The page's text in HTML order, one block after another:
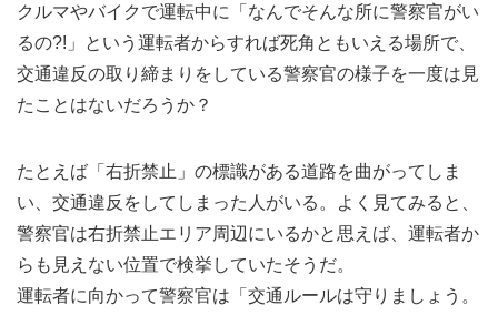
クルマやバイクで運転中に「なんでそんな所に警察官がい
るの?!」という運転者からすれば死角ともいえる場所で、
交通違反の取り締まりをしている警察官の様子を一度は見
たことはないだろうか？
たとえば「右折禁止」の標識がある道路を曲がってしま
い、交通違反をしてしまった人がいる。よく見てみると、
警察官は右折禁止エリア周辺にいるかと思えば、運転者か
らも見えない位置で検挙していたそうだ。
運転者に向かって警察官は「交通ルールは守りましょう。